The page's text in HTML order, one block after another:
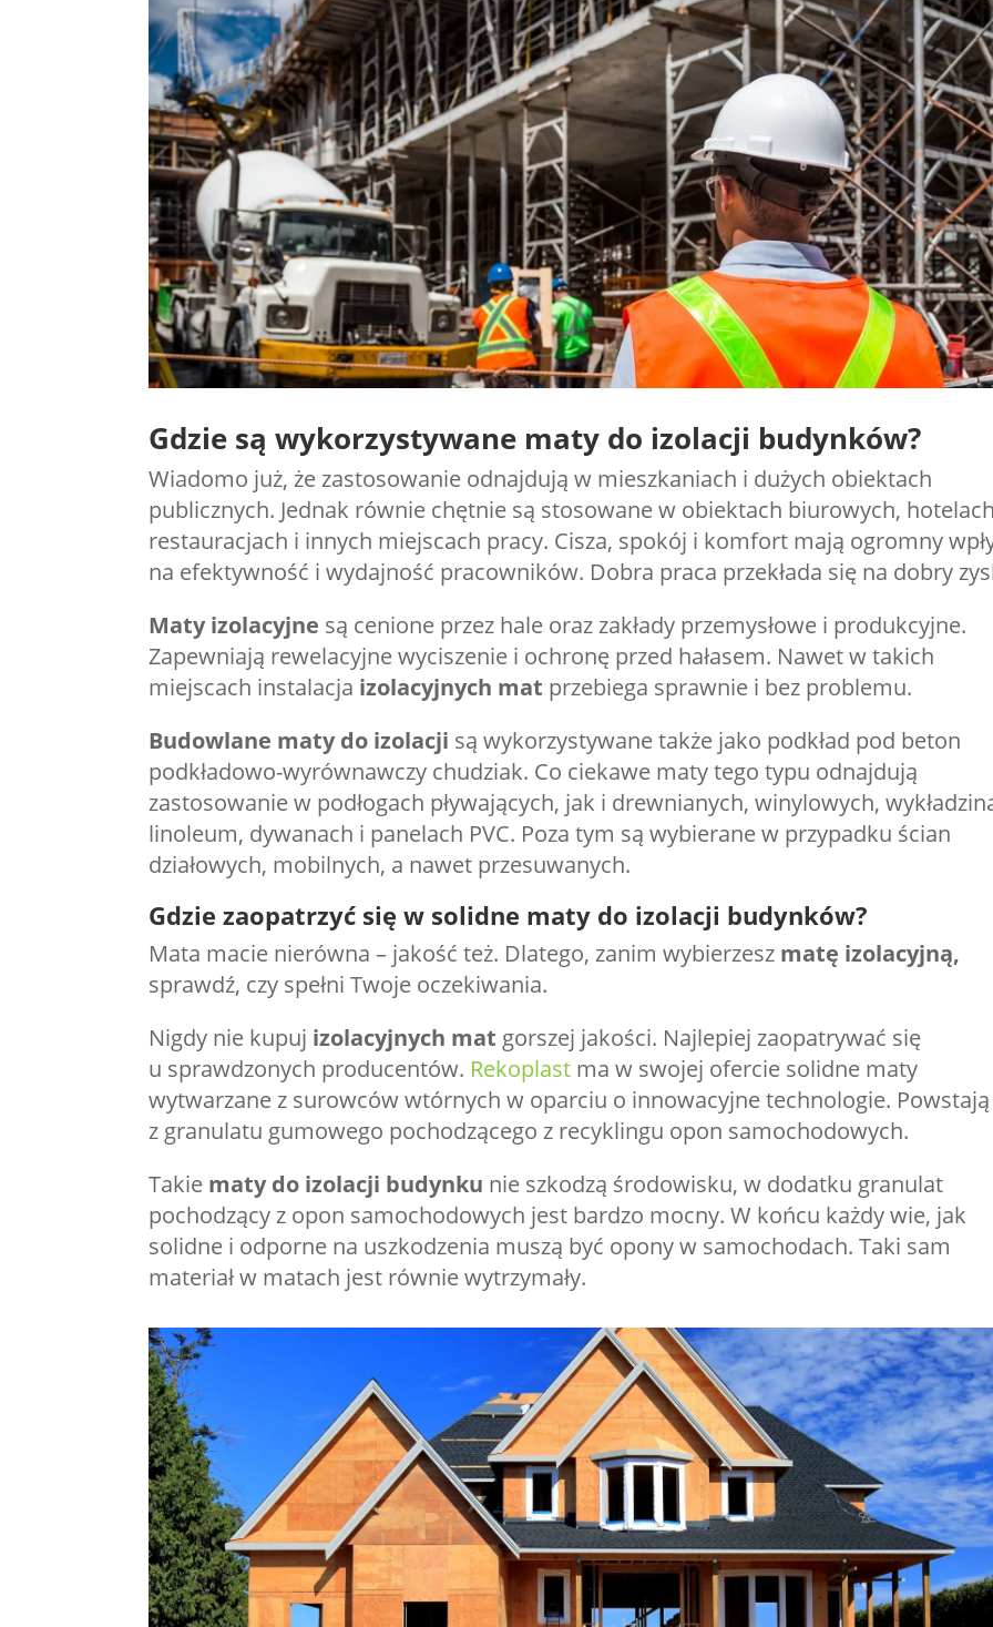
Gdzie są wykorzystywane maty do izolacji budynków?
Wiadomo już, że zastosowanie odnajdują w mieszkaniach i dużych obiektach
publicznych. Jednak równie chętnie są stosowane w obiektach biurowych,
restauracjach i innych miejscach pracy. Cisza, spokój i komfort mają ogromny
na efektywność i wydajność pracowników. Dobra praca przekłada się na dobry
Maty izolacyjne są cenione przez hale oraz zakłady przemysłowe i produkcyjne.
Zapewniają rewelacyjne wyciszenie i ochronę przed hałasem. Nawet w takich
miejscach instalacja izolacyjnych mat przebiega sprawnie i bez problemu.
Budowlane maty do izolacji są wykorzystywane także jako podkład pod beton
podkładowo-wyrównawczy chudziak. Co ciekawe maty tego typu odnajdują
zastosowanie w podłogach pływających, jak i drewnianych, winylowych,
linoleum, dywanach i panelach PVC. Poza tym są wybierane w przypadku ścian
działowych, mobilnych, a nawet przesuwanych.
Gdzie zaopatrzyć się w solidne maty do izolacji budynków?
Mata macie nierówna – jakość też. Dlatego, zanim wybierzesz matę izolacyjną,
sprawdź, czy spełni Twoje oczekiwania.
Nigdy nie kupuj izolacyjnych mat gorszej jakości. Najlepiej zaopatrywać się
u sprawdzonych producentów. Rekoplast ma w swojej ofercie solidne maty
wytwarzane z surowców wtórnych w oparciu o innowacyjne technologie. Powstają
z granulatu gumowego pochodzącego z recyklingu opon samochodowych.
Takie maty do izolacji budynku nie szkodzą środowisku, w dodatku granulat
pochodzący z opon samochodowych jest bardzo mocny. W końcu każdy wie, jak
solidne i odporne na uszkodzenia muszą być opony w samochodach. Taki sam
materiał w matach jest równie wytrzymały.